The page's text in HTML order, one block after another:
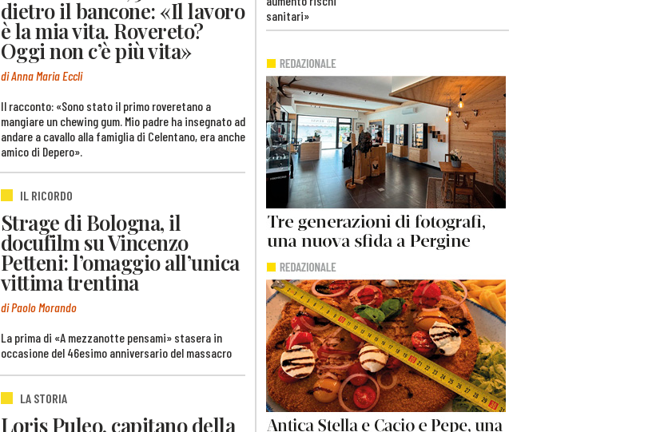
dietro il bancone: «Il lavoro
è la mia vita. Rovereto?
Oggi non c’è più vita»
di Anna Maria Eccli
Il racconto: «Sono stato il primo roveretano a
mangiare un chewing gum. Mio padre ha insegnato ad
andare a cavallo alla famiglia di Celentano, era anche
amico di Depero».
IL RICORDO
Strage di Bologna, il
docufilm su Vincenzo
Petteni: l’omaggio all’unica
vittima trentina
di Paolo Morando
La prima di «A mezzanotte pensami» stasera in
occasione del 46esimo anniversario del massacro
LA STORIA
Loris Puleo, capitano della
sanitari»